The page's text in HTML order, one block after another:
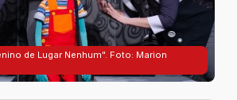
de Lugar Nenhum". Foto: Marion